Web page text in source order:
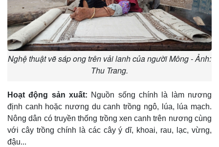
Nghệ thuật vẽ sáp ong trên vải lanh của người Mông - Ảnh:
Thu Trang.
Hoạt động sản xuất: Nguồn sống chính là làm nương
định canh hoặc nương du canh trồng ngô, lúa, lúa mạch.
Nông dân có truyền thống trồng xen canh trên nương cùng
với cây trồng chính là các cây ý dĩ, khoai, rau, lạc, vừng,
đậu...